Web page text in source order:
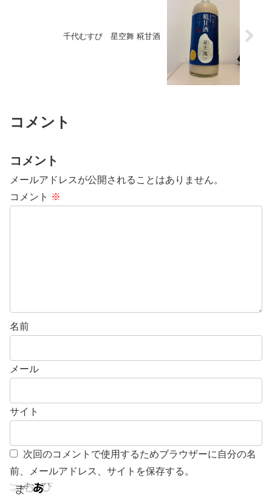
千代むすび 星空舞 糀甘酒
コメント
コメント
メールアドレスが公開されることはありません。
コメント ※
名前
メール
サイト
次回のコメントで使用するためブラウザーに自分の名
前、メールアドレス、サイトを保存する。